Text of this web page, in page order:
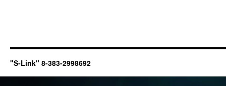
"S-Link" 8-383-2998692